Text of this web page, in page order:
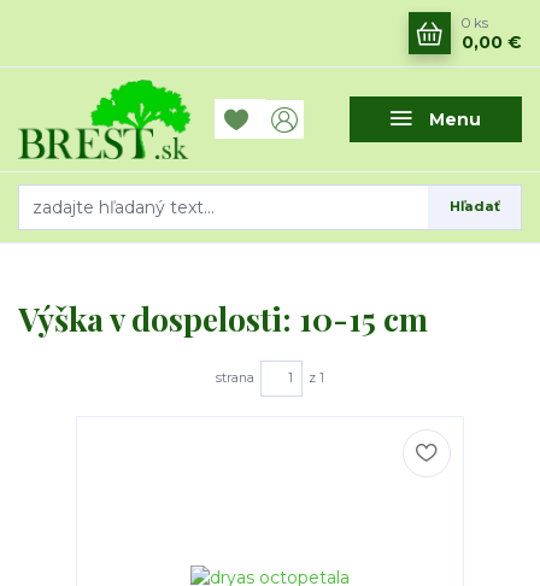
Menu
Hľadať
0 ks
0,00 €
Výška v dospelosti: 10-15 cm
strana z 1